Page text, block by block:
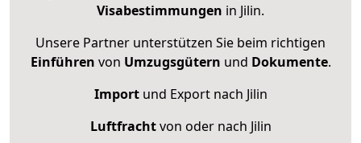
Visabestimmungen in Jilin.
Unsere Partner unterstützen Sie beim richtigen
Einführen von Umzugsgütern und Dokumente.
Importund Export nach Jilin
Luftfrachtvon oder nach Jilin